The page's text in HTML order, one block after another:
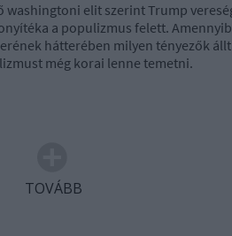
washingtoni elit szerint Trump
a populizmus felett.
hátterében milyen tényezők
még korai lenne temetni.
TOVÁBB